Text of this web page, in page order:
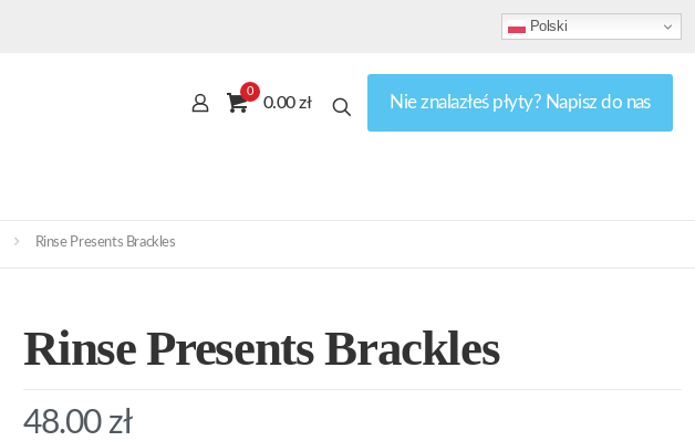
Polski
0
0.00 zł Nie znalazłeś płyty? Napisz do nas
Rinse Presents Brackles
Rinse Presents Brackles
48.00 zł